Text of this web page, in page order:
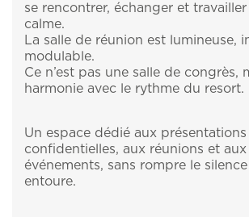
se rencontrer, échanger et
calme.
La salle de réunion est lumineuse,
modulable.
Ce n’est pas une salle de congrès,
harmonie avec le rythme du resort.
Un espace dédié aux présentations
confidentielles, aux réunions et
événements, sans rompre le
entoure.